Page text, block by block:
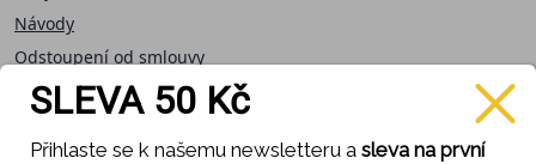
Návody
Odstoupení od smlouvy
Přijímáme on-line
Sledujte nás
SLEVA 50 Kč
Přihlaste se k našemu newsletteru a sleva na první